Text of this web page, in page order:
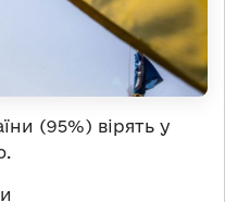
(95%) вірять у